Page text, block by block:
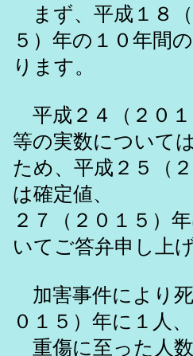
まず、平成１８
５）年の１０年間
ります。
平成２４（２０
等の実数について
ため、平成２５（
は確定値、
２７（２０１５）
いてご答弁申し上げ
加害事件により
０１５）年に１人、
重傷に至った人